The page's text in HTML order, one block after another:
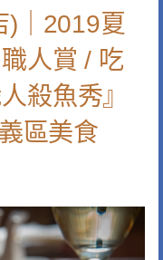
)｜2019夏
人賞 / 吃
殺魚秀』
區美食